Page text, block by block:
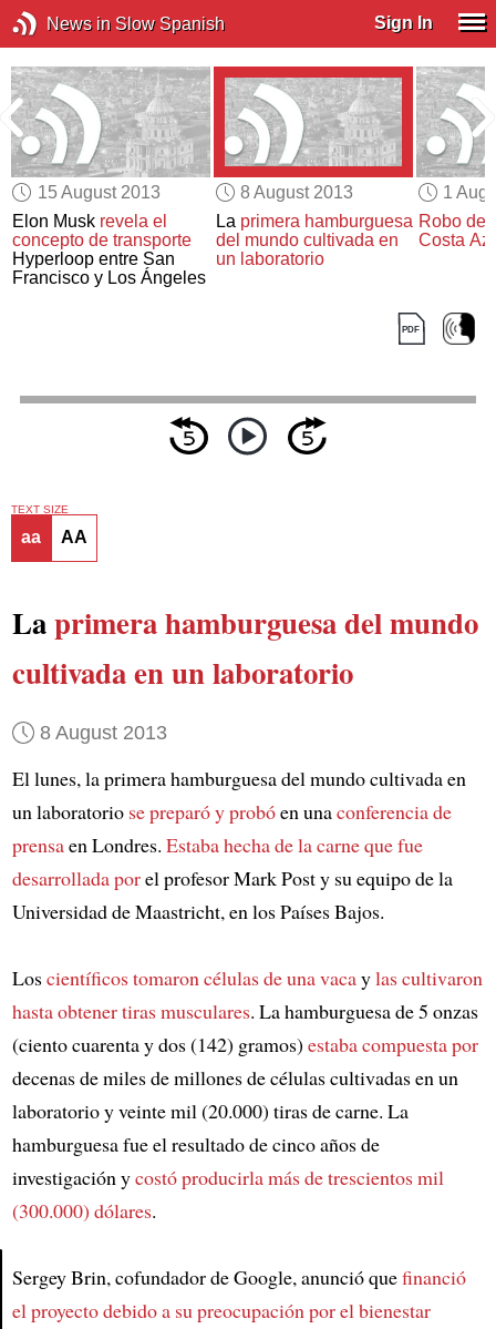
News in Slow Spanish Sign In
15 August 2013
Elon Musk revela el
concepto de transporte
Hyperloop entre San
Francisco y Los Ángeles
8 August 2013
La primera hamburguesa
del mundo cultivada en
un laboratorio
1
Robo de
Costa
Article
TEXT SIZE
aa AA
Laprimera hamburguesa del mundo
cultivada en un laboratorio
8 August 2013
El lunes, la primera hamburguesa del mundo cultivada en
un laboratorio se preparó y probóen unaconferencia de
prensaen Londres. Estaba hecha de la carne que fue
desarrollada porel profesor Mark Post y su equipo de la
Universidad de Maastricht, en los Países Bajos.
Loscientíficos tomaron células de una vacaylas cultivaron
hasta obtener tiras musculares. La hamburguesa de 5 onzas
(ciento cuarenta y dos (142) gramos) estaba compuesta por
decenas de miles de millones de células cultivadas en un
laboratorio y veinte mil (20.000) tiras de carne. La
hamburguesa fue el resultado de cinco años de
investigación ycostó producirla más de trescientos mil
(300.000) dólares.
Sergey Brin, cofundador de Google, anunció quefinanció
el proyectodebido a su preocupación por el bienestar